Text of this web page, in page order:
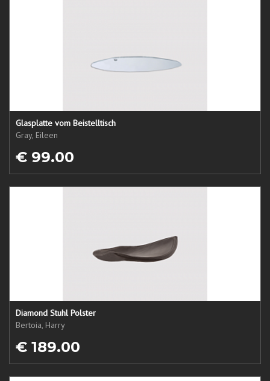
Glasplatte vom Beistelltisch
Gray, Eileen
€ 99.00
Diamond Stuhl Polster
Bertoia, Harry
€ 189.00